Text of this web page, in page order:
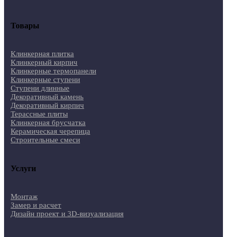
Товары
Клинкерная плитка
Клинкерный кирпич
Клинкерные термопанели
Клинкерные ступени
Ступени длинные
Декоративный камень
Декоративный кирпич
Терассные плиты
Клинкерная брусчатка
Керамическая черепица
Строительные смеси
Услуги
Монтаж
Замер и расчет
Дизайн проект и 3D-визуализация